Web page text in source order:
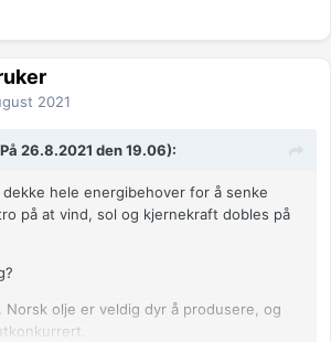
2021
26.8.2021 den 19.06):
hele energibehover for å senke
på at vind, sol og kjernekraft dobles på
Norsk olje er veldig dyr å produsere, og